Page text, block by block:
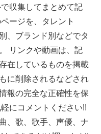
収集してまとめて記
ージを、タレント
、ブランド別などでタ
リンクや動画は、記
在しているものを掲載
に削除されるなどされ
報の完全な正確性を保
にコメントください!!
、歌、歌手、声優、ナ